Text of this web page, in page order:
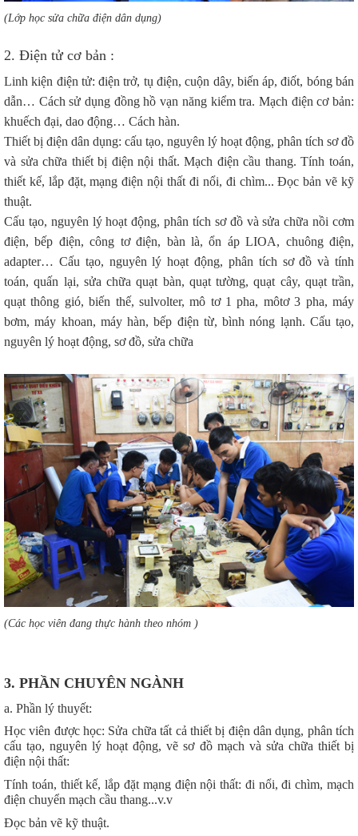
(Lớp học sửa chữa điện dân dụng)
2. Điện tử cơ bản :
Linh kiện điện tử: điện trở, tụ điện, cuộn dây, biến áp, điốt, bóng bán
dẫn… Cách sử dụng đồng hồ vạn năng kiểm tra. Mạch điện cơ bản:
khuếch đại, dao động… Cách hàn.
Thiết bị điện dân dụng: cấu tạo, nguyên lý hoạt động, phân tích sơ đồ
và sửa chữa thiết bị điện nội thất. Mạch điện cầu thang. Tính toán,
thiết kế, lắp đặt, mạng điện nội thất đi nổi, đi chìm... Đọc bản vẽ kỹ
thuật.
Cấu tạo, nguyên lý hoạt động, phân tích sơ đồ và sửa chữa nồi cơm
điện, bếp điện, công tơ điện, bàn là, ổn áp LIOA, chuông điện,
adapter… Cấu tạo, nguyên lý hoạt động, phân tích sơ đồ và tính
toán, quấn lại, sửa chữa quạt bàn, quạt tường, quạt cây, quạt trần,
quạt thông gió, biến thế, sulvolter, mô tơ 1 pha, môtơ 3 pha, máy
bơm, máy khoan, máy hàn, bếp điện từ, bình nóng lạnh. Cấu tạo,
nguyên lý hoạt động, sơ đồ, sửa chữa
(Các học viên đang thực hành theo nhóm )
3. PHẦN CHUYÊN NGÀNH
a. Phần lý thuyết:
Học viên được học: Sửa chữa tất cả thiết bị điện dân dụng, phân tích
cấu tạo, nguyên lý hoạt động, vẽ sơ đồ mạch và sửa chữa thiết bị
điện nội thất:
Tính toán, thiết kế, lắp đặt mạng điện nội thất: đi nổi, đi chìm, mạch
điện chuyển mạch cầu thang...v.v
Đọc bản vẽ kỹ thuật.